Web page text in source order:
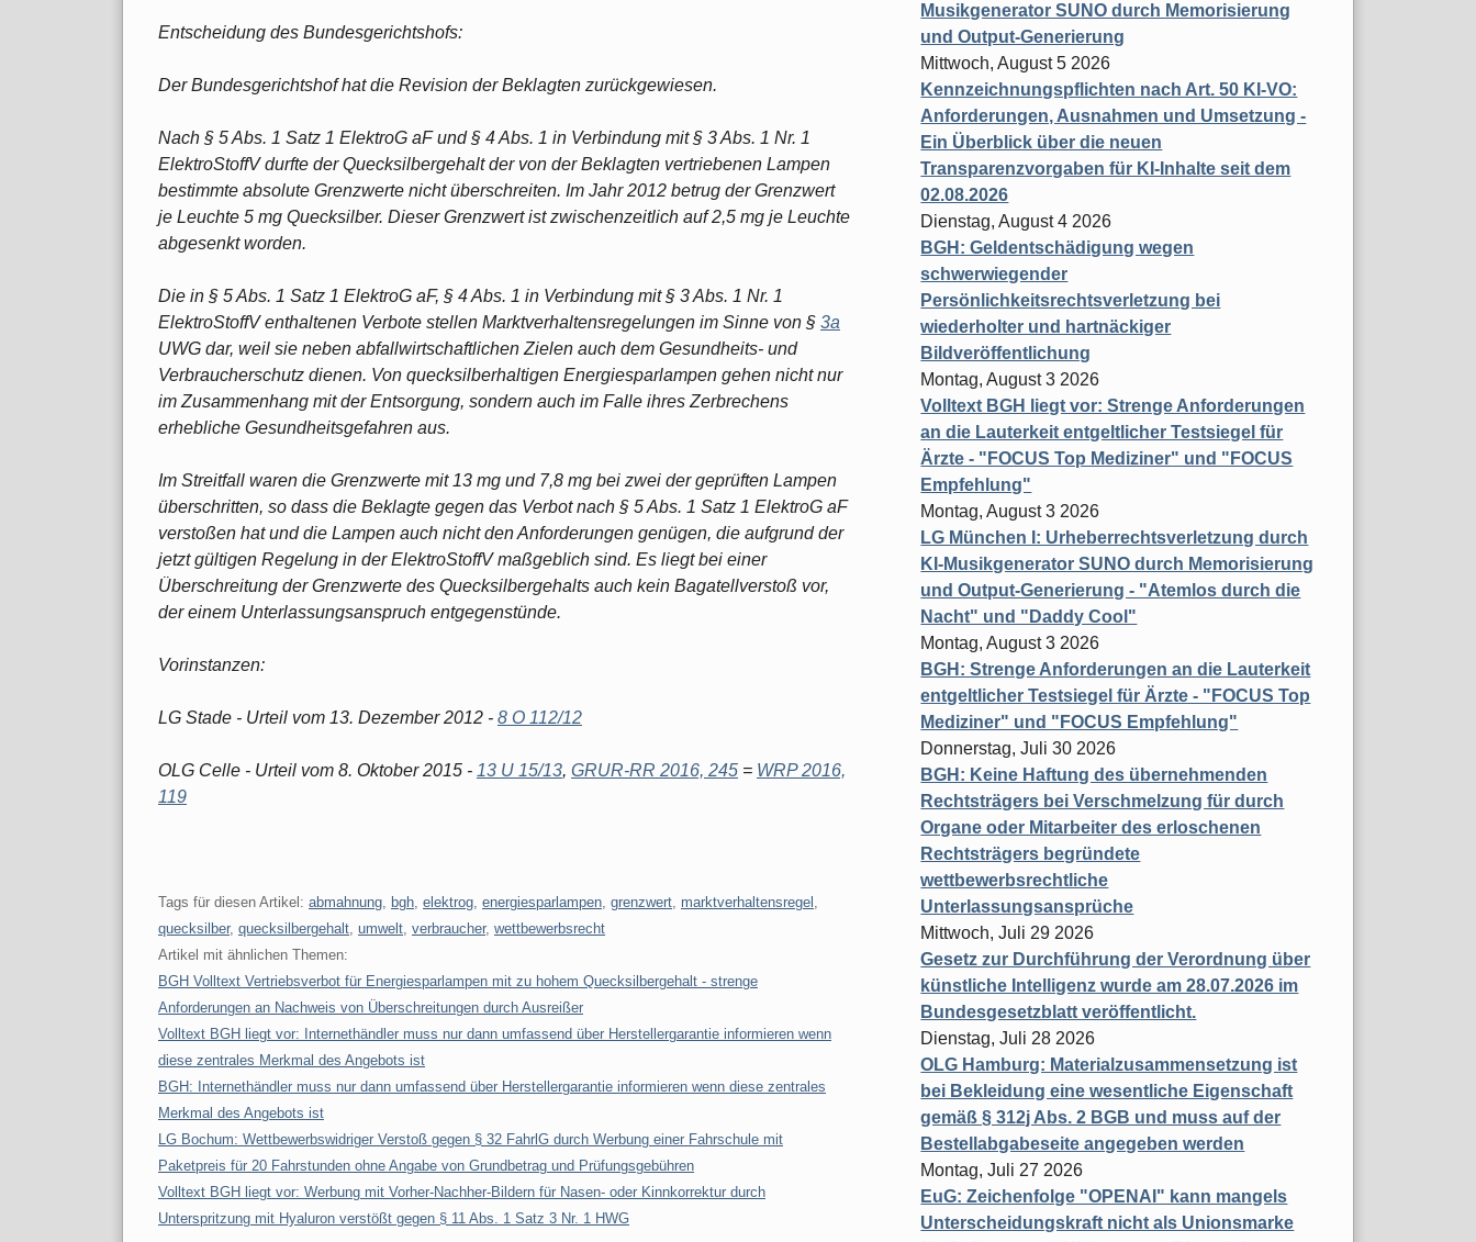
Entscheidung des Bundesgerichtshofs:
Der Bundesgerichtshof hat die Revision der Beklagten zurückgewiesen.
Nach § 5 Abs. 1 Satz 1 ElektroG aF und § 4 Abs. 1 in Verbindung mit § 3 Abs. 1 Nr. 1
ElektroStoffV durfte der Quecksilbergehalt der von der Beklagten vertriebenen Lampen
bestimmte absolute Grenzwerte nicht überschreiten. Im Jahr 2012 betrug der Grenzwert
je Leuchte 5 mg Quecksilber. Dieser Grenzwert ist zwischenzeitlich auf 2,5 mg je Leuchte
abgesenkt worden.
Die in § 5 Abs. 1 Satz 1 ElektroG aF, § 4 Abs. 1 in Verbindung mit § 3 Abs. 1 Nr. 1
ElektroStoffV enthaltenen Verbote stellen Marktverhaltensregelungen im Sinne von § 3a
UWG dar, weil sie neben abfallwirtschaftlichen Zielen auch dem Gesundheits- und
Verbraucherschutz dienen. Von quecksilberhaltigen Energiesparlampen gehen nicht nur
im Zusammenhang mit der Entsorgung, sondern auch im Falle ihres Zerbrechens
erhebliche Gesundheitsgefahren aus.
Im Streitfall waren die Grenzwerte mit 13 mg und 7,8 mg bei zwei der geprüften Lampen
überschritten, so dass die Beklagte gegen das Verbot nach § 5 Abs. 1 Satz 1 ElektroG aF
verstoßen hat und die Lampen auch nicht den Anforderungen genügen, die aufgrund der
jetzt gültigen Regelung in der ElektroStoffV maßgeblich sind. Es liegt bei einer
Überschreitung der Grenzwerte des Quecksilbergehalts auch kein Bagatellverstoß vor,
der einem Unterlassungsanspruch entgegenstünde.
Vorinstanzen:
LG Stade - Urteil vom 13. Dezember 2012 - 8 O 112/12
OLG Celle - Urteil vom 8. Oktober 2015 - 13 U 15/13, GRUR-RR 2016, 245 = WRP 2016,
119
Tags für diesen Artikel: abmahnung bgh elektrog energiesparlampen grenzwert marktverhaltensregel
quecksilber, quecksilbergehalt umwelt verbraucher, wettbewerbsrecht
Artikel mit ähnlichen Themen:
BGH Volltext Vertriebsverbot für Energiesparlampen mit zu hohem Quecksilbergehalt - strenge
Anforderungen an Nachweis von Überschreitungen durch Ausreißer
Volltext BGH liegt vor: Internethändler muss nur dann umfassend über Herstellergarantie informieren wenn
diese zentrales Merkmal des Angebots ist
BGH: Internethändler muss nur dann umfassend über Herstellergarantie informieren wenn diese zentrales
Merkmal des Angebots ist
LG Bochum: Wettbewerbswidriger Verstoß gegen § 32 FahrlG durch Werbung einer Fahrschule mit
Paketpreis für 20 Fahrstunden ohne Angabe von Grundbetrag und Prüfungsgebühren
Volltext BGH liegt vor: Werbung mit Vorher-Nachher-Bildern für Nasen- oder Kinnkorrektur durch
Unterspritzung mit Hyaluron verstößt gegen § 11 Abs. 1 Satz 3 Nr. 1 HWG
Musikgenerator SUNO durch Memorisierung
und Output-Generierung
Mittwoch, August 5 2026
Kennzeichnungspflichten nach Art. 50 KI-VO:
Anforderungen, Ausnahmen und Umsetzung -
Ein Überblick über die neuen
Transparenzvorgaben für KI-Inhalte seit dem
02.08.2026
Dienstag, August 4 2026
BGH: Geldentschädigung wegen
schwerwiegender
Persönlichkeitsrechtsverletzung bei
wiederholter und hartnäckiger
Bildveröffentlichung
Montag, August 3 2026
Volltext BGH liegt vor: Strenge Anforderungen
an die Lauterkeit entgeltlicher Testsiegel für
Ärzte - "FOCUS Top Mediziner" und "FOCUS
Empfehlung"
Montag, August 3 2026
LG München I: Urheberrechtsverletzung durch
KI-Musikgenerator SUNO durch Memorisierung
und Output-Generierung - "Atemlos durch die
Nacht" und "Daddy Cool"
Montag, August 3 2026
BGH: Strenge Anforderungen an die Lauterkeit
entgeltlicher Testsiegel für Ärzte - "FOCUS Top
Mediziner" und "FOCUS Empfehlung"
Donnerstag, Juli 30 2026
BGH: Keine Haftung des übernehmenden
Rechtsträgers bei Verschmelzung für durch
Organe oder Mitarbeiter des erloschenen
Rechtsträgers begründete
wettbewerbsrechtliche
Unterlassungsansprüche
Mittwoch, Juli 29 2026
Gesetz zur Durchführung der Verordnung über
künstliche Intelligenz wurde am 28.07.2026 im
Bundesgesetzblatt veröffentlicht.
Dienstag, Juli 28 2026
OLG Hamburg: Materialzusammensetzung ist
bei Bekleidung eine wesentliche Eigenschaft
gemäß § 312j Abs. 2 BGB und muss auf der
Bestellabgabeseite angegeben werden
Montag, Juli 27 2026
EuG: Zeichenfolge "OPENAI" kann mangels
Unterscheidungskraft nicht als Unionsmarke